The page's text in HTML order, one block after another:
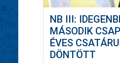
NB III:
MÁSODIK
ÉVES
DÖNTÖTT